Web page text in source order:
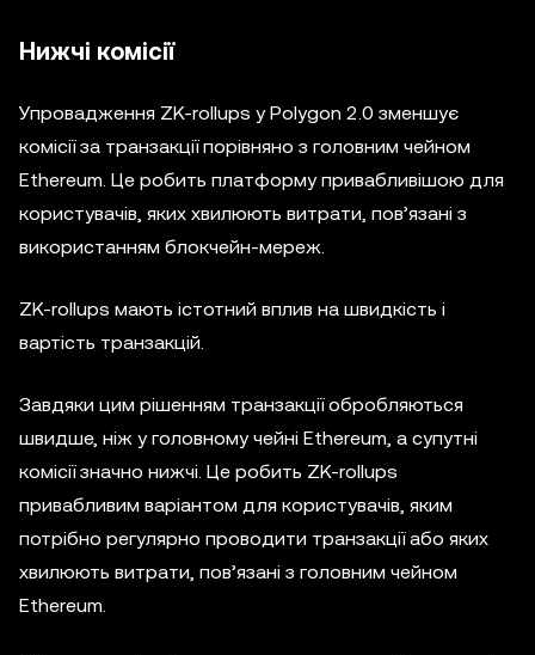
Нижчі комісії
Упровадження ZK-rollups у Polygon 2.0 зменшує
комісії за транзакції порівняно з головним чейном
Ethereum. Це робить платформу привабливішою для
користувачів, яких хвилюють витрати, пов’язані з
використанням блокчейн-мереж.
ZK-rollups мають істотний вплив на швидкість і
вартість транзакцій.
Завдяки цим рішенням транзакції обробляються
швидше, ніж у головному чейні Ethereum, а супутні
комісії значно нижчі. Це робить ZK-rollups
привабливим варіантом для користувачів, яким
потрібно регулярно проводити транзакції або яких
хвилюють витрати, пов’язані з головним чейном
Ethereum.